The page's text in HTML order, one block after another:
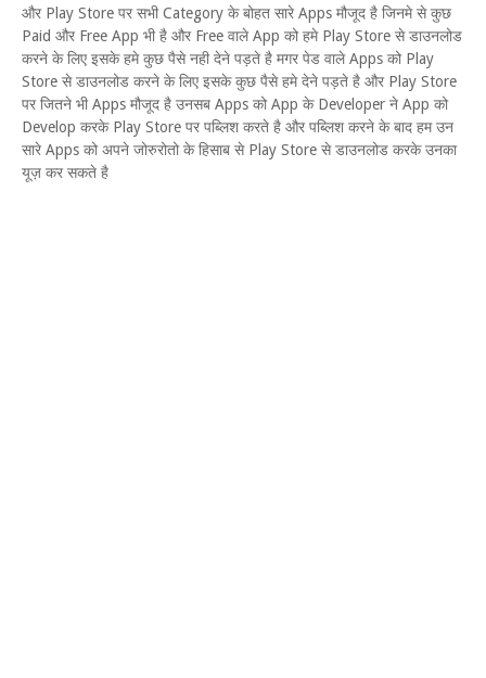
और Play Store पर सभी Category के बोहत सारे Apps मौजूद है जिनमे से कुछ
Paid और Free App भी है और Free वाले App को हमे Play Store से डाउनलोड
करने के लिए इसके हमे कुछ पैसे नही देने पड़ते है मगर पेड वाले Apps को Play
Store से डाउनलोड करने के लिए इसके कुछ पैसे हमे देने पड़ते है और Play Store
पर जितने भी Apps मौजूद है उनसब Apps को App के Developer ने App को
Develop करके Play Store पर पब्लिश करते है और पब्लिश करने के बाद हम उन
सारे Apps को अपने जोरुरोतो के हिसाब से Play Store से डाउनलोड करके उनका
यूज़ कर सकते है